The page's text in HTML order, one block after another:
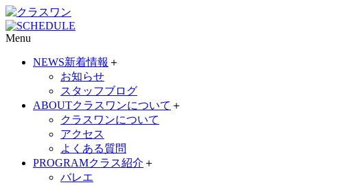
Menu
NEWS新着情報 ＋
お知らせ
スタッフブログ
ABOUTクラスワンについて ＋
クラスワンについて
アクセス
よくある質問
PROGRAMクラス紹介 ＋
バレエ